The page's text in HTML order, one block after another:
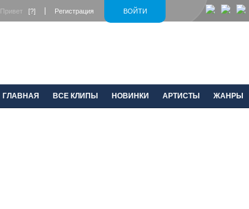
ВОЙТИ
Привет [?] Регистрация
ГЛАВНАЯ ВСЕ КЛИПЫ НОВИНКИ АРТИСТЫ ЖАНРЫ